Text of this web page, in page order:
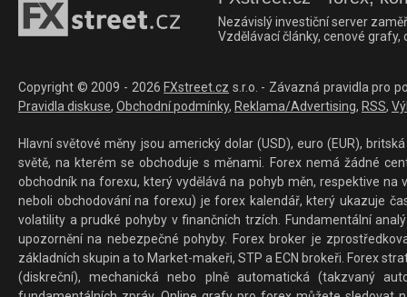
Nezávislý investiční server
Vzdělávací články, cenové
Copyright © 2009 - 2026 FXstreet.cz s.r.o. - Závazná pravidla pro
Pravidla diskuse, Obchodní podmínky, Reklama/Advertising, RSS,
Hlavní světové měny jsou americký dolar (USD), euro (EUR),
světě, na kterém se obchoduje s měnami. Forex nemá žádné
obchodník na forexu, který vydělává na pohyb měn, respektive
neboli obchodování na forexu) je forex kalendář, který ukazuje
volatility a prudké pohyby v finančních trzích. Fundamentální
upozornění na nebezpečné pohyby. Forex broker je
základních skupin a to Market-makeři, STP a ECN brokeři. Forex
(diskreční), mechanická nebo plně automatická (takzvaný